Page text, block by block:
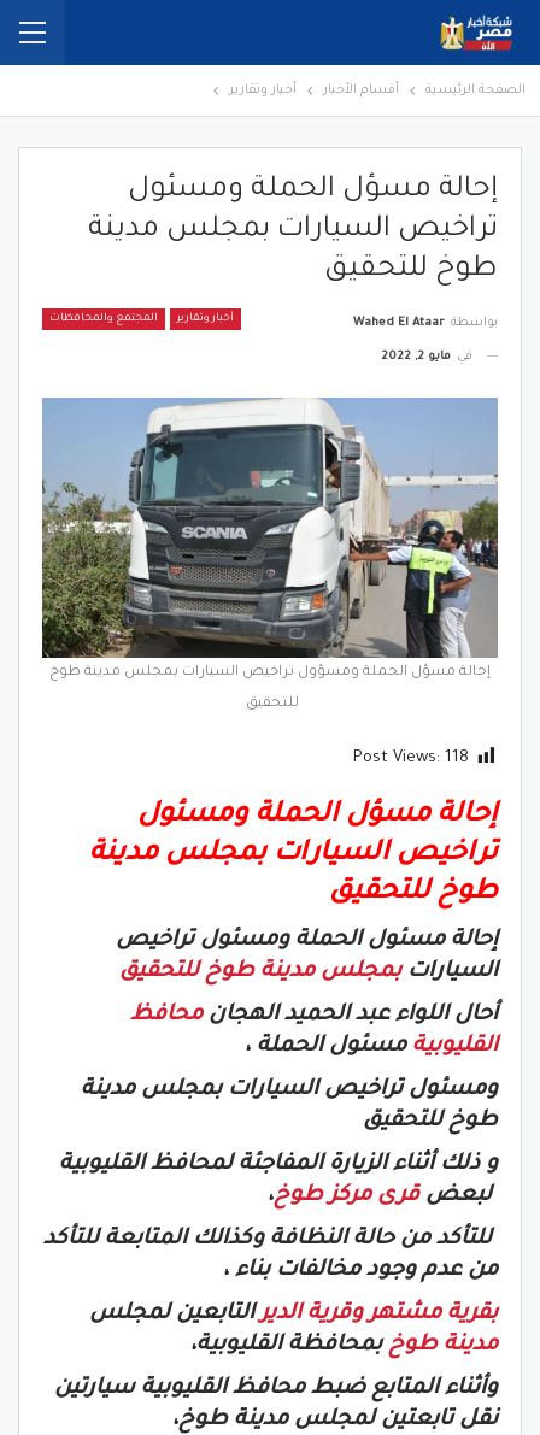
الصفحة الرئيسية أقسام الأخبار أخبار وتقارير
إحالة مسؤل الحملة ومسئول
تراخيص السيارات بمجلس مدينة
طوخ للتحقيق
أخبار وتقارير المجتمع والمحافظات بواسطة Wahed El Ataar
في مايو 2, 2022
إحالة مسؤل الحملة ومسؤول تراخيص السيارات بمجلس مدينة طوخ
للتحقيق
Post Views: 118
إحالة مسؤل الحملة ومسئول
تراخيص السيارات بمجلس مدينة
طوخ للتحقيق
إحالة مسئول الحملة ومسئول تراخيص
السياراتبمجلس مدينة طوخ للتحقيق
أحال اللواء عبد الحميد الهجانمحافظ
القليوبية مسئول الحملة ،
ومسئول تراخيص السيارات بمجلس مدينة
طوخ للتحقيق
و ذلك أثناء الزيارة المفاجئة لمحافظ القليوبية
لبعضقرى مركز طوخ،
للتأكد من حالة النظافة وكذالك المتابعة للتأكد
من عدم وجود مخالفات بناء ،
بقرية مشتهر وقرية الديرالتابعين لمجلس
مدينة طوخبمحافظة القليوبية،
وأثناء المتابع ضبط محافظ القليوبية سيارتين
نقل تابعتين لمجلس مدينة طوخ،